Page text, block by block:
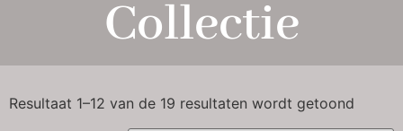
Collectie
Resultaat 1–12 van de 19 resultaten wordt getoond